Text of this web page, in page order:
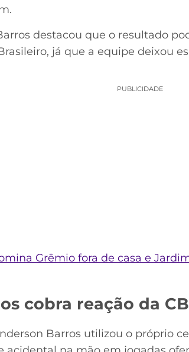
destacou que o resultado
já que a equipe deixou
PUBLICIDADE
Grêmio fora de casa e
cobra reação da
Barros utilizou o próprio